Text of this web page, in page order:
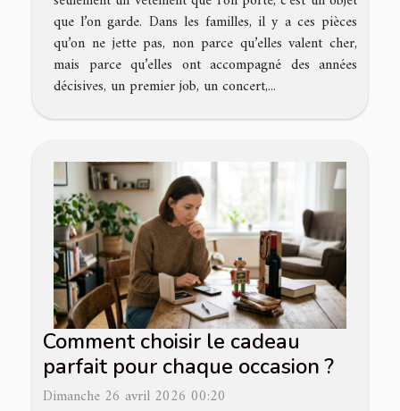
que l’on garde. Dans les familles, il y a ces pièces
qu’on ne jette pas, non parce qu’elles valent cher,
mais parce qu’elles ont accompagné des années
décisives, un premier job, un concert,...
Comment choisir le cadeau
parfait pour chaque occasion ?
Dimanche 26 avril 2026 00:20